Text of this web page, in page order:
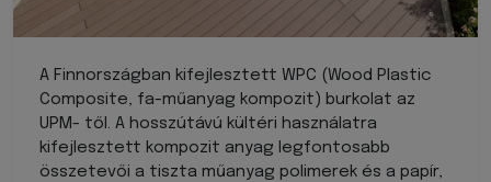
A Finnországban kifejlesztett WPC (Wood Plastic
Composite, fa-műanyag kompozit) burkolat az
UPM- től. A hosszútávú kültéri használatra
kifejlesztett kompozit anyag legfontosabb
összetevői a tiszta műanyag polimerek és a papír,